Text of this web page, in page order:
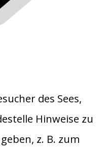
des Sees,
Hinweise zu
z. B. zum